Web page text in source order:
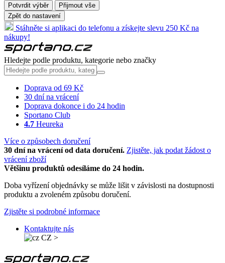
Potvrdit výběr
Přijmout vše
Zpět do nastavení
Stáhněte si aplikaci do telefonu a získejte slevu 250 Kč na
nákupy!
Hledejte podle produktu, kategorie nebo značky
Doprava od 69 Kč
30 dní na vrácení
Doprava dokonce i do 24 hodin
Sportano Club
4.7 Heureka
Více o způsobech doručení
30 dní na vrácení od data doručení. Zjistěte, jak podat žádost o
vrácení zboží
Většinu produktů odesíláme do 24 hodin.
Doba vyřízení objednávky se může lišit v závislosti na dostupnosti
produktu a zvoleném způsobu doručení.
Zjistěte si podrobné informace
Kontaktujte nás
CZ >